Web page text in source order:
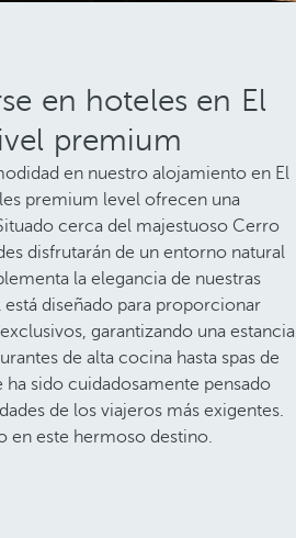
en hoteles en El
premium
en nuestro alojamiento en El
premium level ofrecen una
cerca del majestuoso Cerro
disfrutarán de un entorno natural
la elegancia de nuestras
diseñado para proporcionar
garantizando una estancia
de alta cocina hasta spas de
sido cuidadosamente pensado
de los viajeros más exigentes.
en este hermoso destino.